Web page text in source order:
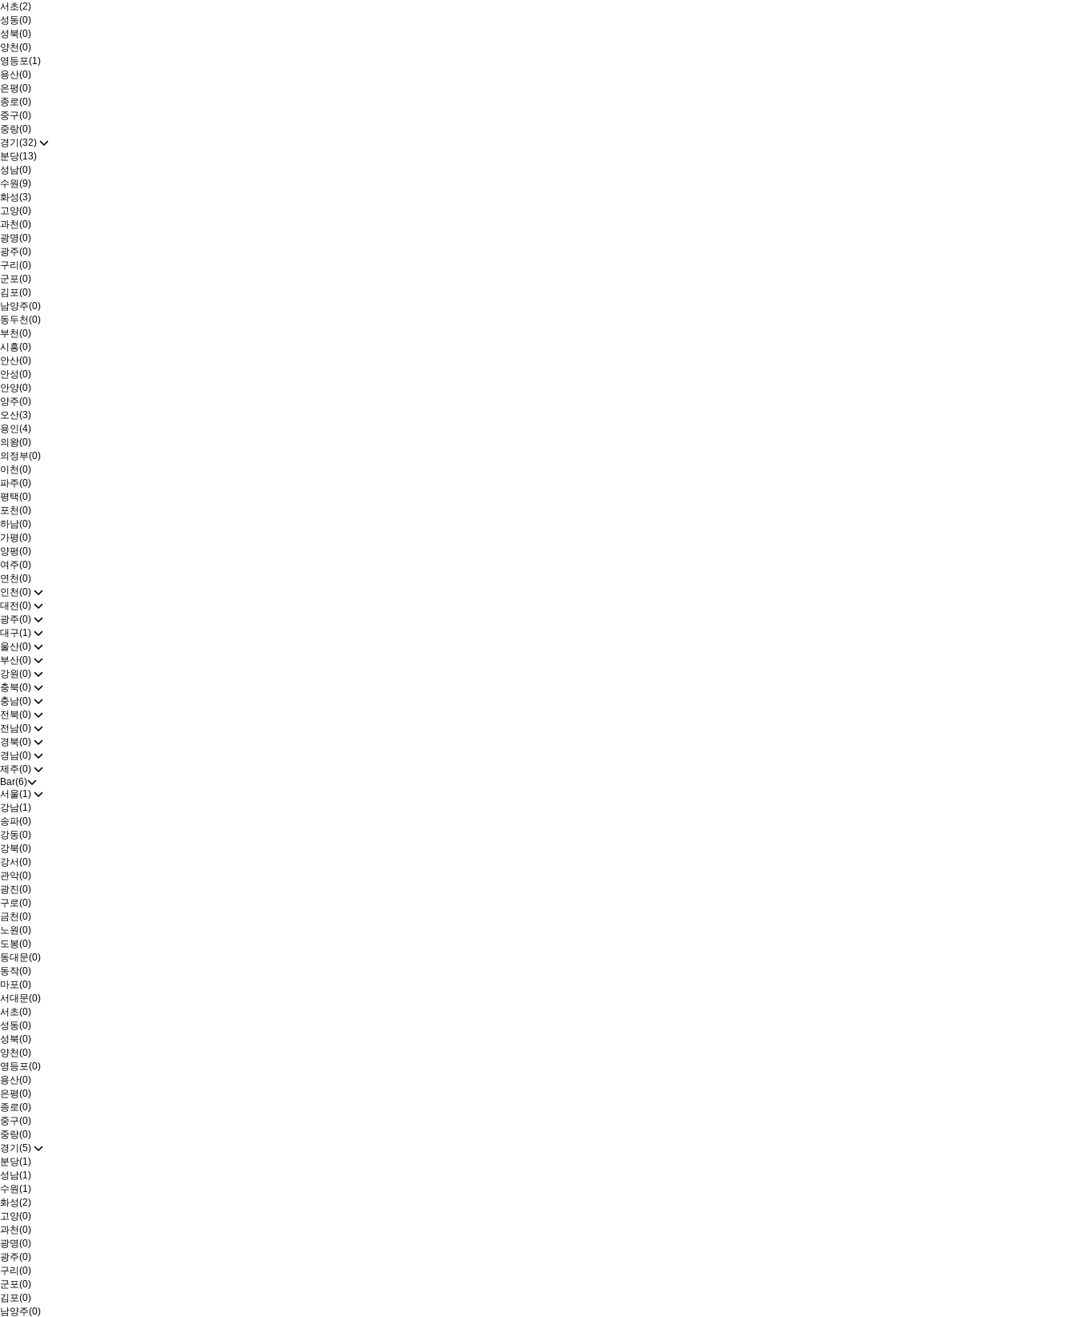
서초(2)
성동(0)
성북(0)
양천(0)
영등포(1)
용산(0)
은평(0)
종로(0)
중구(0)
중랑(0)
경기(32)
분당(13)
성남(0)
수원(9)
화성(3)
고양(0)
과천(0)
광명(0)
광주(0)
구리(0)
군포(0)
김포(0)
남양주(0)
동두천(0)
부천(0)
시흥(0)
안산(0)
안성(0)
안양(0)
양주(0)
오산(3)
용인(4)
의왕(0)
의정부(0)
이천(0)
파주(0)
평택(0)
포천(0)
하남(0)
가평(0)
양평(0)
여주(0)
연천(0)
인천(0)
대전(0)
광주(0)
대구(1)
울산(0)
부산(0)
강원(0)
충북(0)
충남(0)
전북(0)
전남(0)
경북(0)
경남(0)
제주(0)
Bar(6)
서울(1)
강남(1)
송파(0)
강동(0)
강북(0)
강서(0)
관악(0)
광진(0)
구로(0)
금천(0)
노원(0)
도봉(0)
동대문(0)
동작(0)
마포(0)
서대문(0)
서초(0)
성동(0)
성북(0)
양천(0)
영등포(0)
용산(0)
은평(0)
종로(0)
중구(0)
중랑(0)
경기(5)
분당(1)
성남(1)
수원(1)
화성(2)
고양(0)
과천(0)
광명(0)
광주(0)
구리(0)
군포(0)
김포(0)
남양주(0)